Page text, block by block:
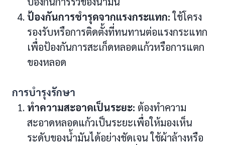
ป้องกันการชำรุดจากแรงกระแทก:ใช้โครง
รองรับหรือการติดตั้งที่ทนทานต่อแรงกระแทก
เพื่อป้องกันการสะเก็ดหลอดแก้วหรือการแตก
ของหลอด
การบำรุงรักษา
ทำความสะอาดเป็นระยะ: ต้องทำความ
สะอาดหลอดแก้วเป็นระยะเพื่อให้มองเห็น
ระดับของน้ำมันได้อย่างชัดเจน ใช้ผ้าล้างหรือ